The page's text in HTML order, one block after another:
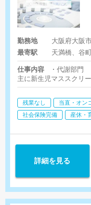
勤務地
最寄駅
天満橋、谷
仕事内容
・代謝部門
主に新生児マススクリ
・健診部門
健診業務（エコー、心
残業なし 当直・オン
社会保険完備
産休・
詳細を見る